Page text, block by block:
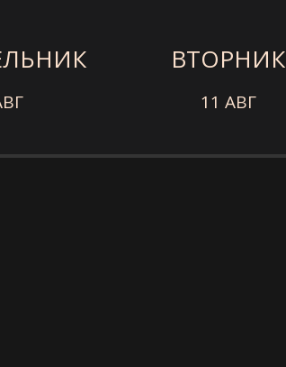
ВТОРНИК
11 АВГ